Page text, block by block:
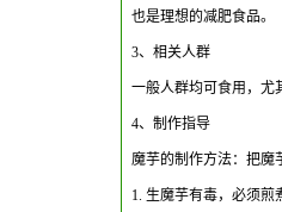
也是理想的减肥食品。
3、相关人群
一般人群均可食用，尤
4、制作指导
魔芋的制作方法：把魔
1. 生魔芋有毒，必须